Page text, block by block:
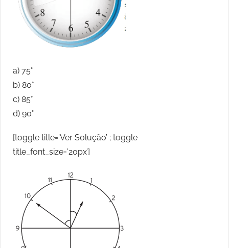
a) 75°
b) 80°
c) 85°
d) 90°
[toggle title=’Ver Solução’ ; toggle
title_font_size=’20px’]